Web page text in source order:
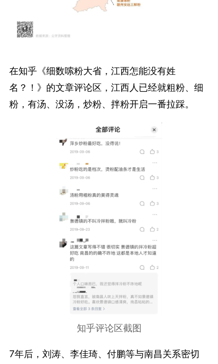
在知乎《细数嗦粉大省，江西怎能没有姓
名？！》的文章评论区，江西人已经就粗粉、细
粉，有汤、没汤，炒粉、拌粉开启一番拉踩。
知乎评论区截图
7年后，刘涛、李佳琦、付鹏等与南昌关系密切